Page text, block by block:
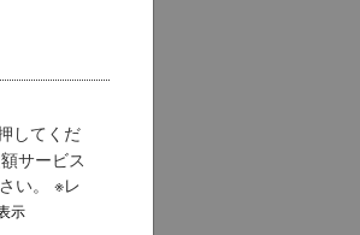
してくだ
サービス
い。 ※レ
示